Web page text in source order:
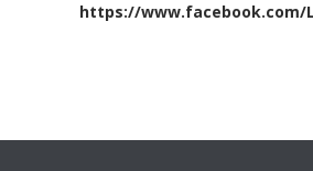
https://www.facebook.com/